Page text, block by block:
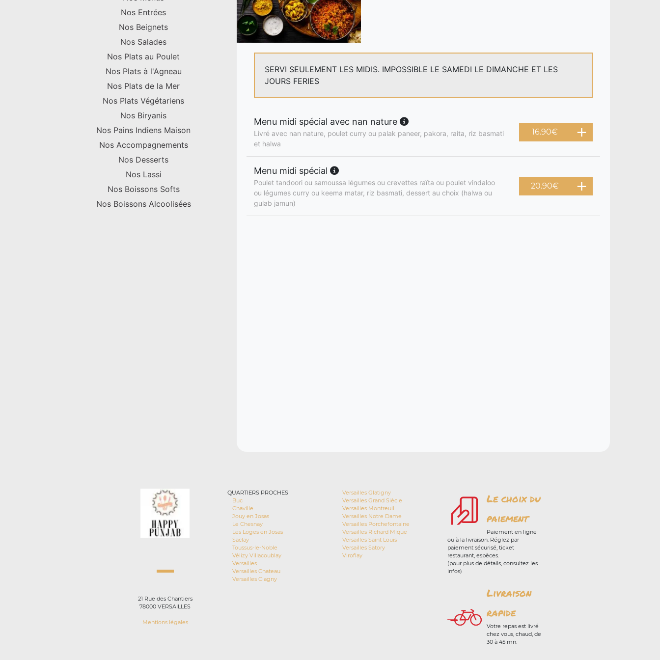
Nos Entrées
Nos Beignets
Nos Salades
Nos Plats au Poulet
Nos Plats à l'Agneau
Nos Plats de la Mer
Nos Plats Végétariens
Nos Biryanis
Nos Pains Indiens Maison
Nos Accompagnements
Nos Desserts
Nos Lassi
Nos Boissons Softs
Nos Boissons Alcoolisées
SERVI SEULEMENT LES MIDIS. IMPOSSIBLE LE SAMEDI LE DIMANCHE ET LES
JOURS FERIES
Menu midi spécial avec nan nature
Livré avec nan nature, poulet curry ou palak paneer, pakora, raita, riz basmati
et halwa
16.90€
Menu midi spécial
Poulet tandoori ou samoussa légumes ou crevettes raïta ou poulet vindaloo
ou légumes curry ou keema matar, riz basmati, dessert au choix (halwa ou
gulab jamun)
20.90€
21 Rue des Chantiers
78000 VERSAILLES
Mentions légales
QUARTIERS PROCHES
Buc
Chaville
Jouy en Josas
Le Chesnay
Les Loges en Josas
Saclay
Toussus-le-Noble
Vélizy Villacoublay
Versailles
Versailles Chateau
Versailles Clagny
Versailles Glatigny
Versailles Grand Siècle
Versailles Montreuil
Versailles Notre Dame
Versailles Porchefontaine
Versailles Richard Mique
Versailles Saint Louis
Versailles Satory
Viroflay
Le choix du
paiement
Paiement en ligne
ou à la livraison. Réglez par
paiement sécurisé, ticket
restaurant, espèces.
(pour plus de détails, consultez les
infos)
Livraison
rapide
Votre repas est livré
chez vous, chaud, de
30 à 45 mn.